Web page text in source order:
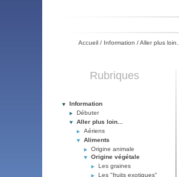
Accueil/ Information /Aller plus loin...
Rubriques
Information
Débuter
Aller plus loin...
Aériens
Aliments
Origine animale
Origine végétale
Les graines
Les "fruits exotiques"